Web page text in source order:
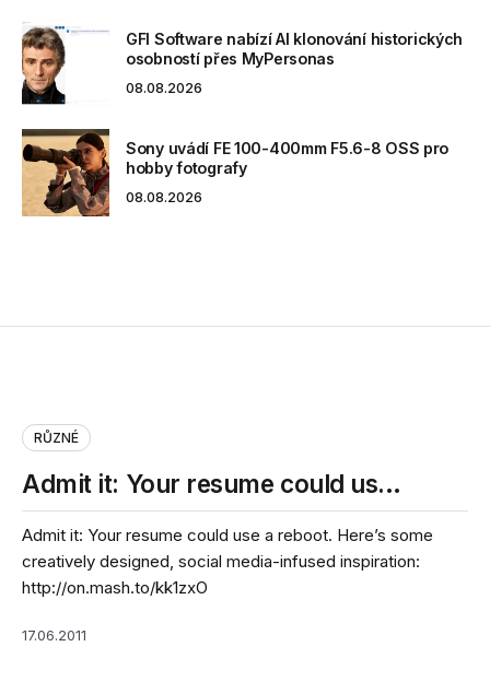
GFI Software nabízí AI klonování historických
osobností přes MyPersonas
08.08.2026
Sony uvádí FE 100-400mm F5.6-8 OSS pro
hobby fotografy
08.08.2026
RŮZNÉ
Admit it: Your resume could us…
Admit it: Your resume could use a reboot. Here’s some
creatively designed, social media-infused inspiration:
http://on.mash.to/kk1zxO
17.06.2011